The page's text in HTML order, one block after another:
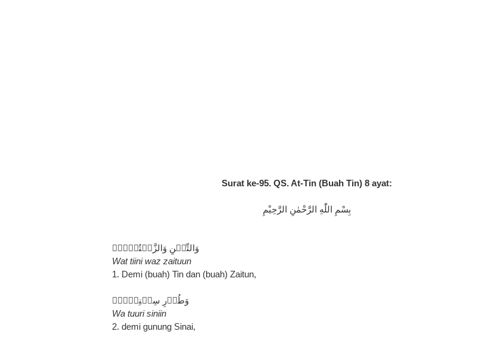
Surat ke-95. QS. At-Tin (Buah Tin) 8 ayat:
بِسْمِ اللّٰهِ الرَّحْمٰنِ الرَّحِيْمِ
وَالتِّيۡنِ وَالزَّيۡتُوۡنِۙ‏
Wat tiini waz zaituun
1. Demi (buah) Tin dan (buah) Zaitun,
وَطُوۡرِ سِيۡنِيۡنَۙ
Wa tuuri siniin
2. demi gunung Sinai,